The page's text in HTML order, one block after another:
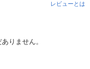
レビューとは
りません。